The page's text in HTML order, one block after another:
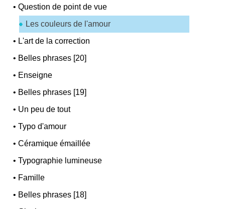
•Question de point de vue
Les couleurs de l'amour
• L'art de la correction
• Belles phrases [20]
• Enseigne
• Belles phrases [19]
• Un peu de tout
•Typo d'amour
•Céramique émaillée
•Typographie lumineuse
• Famille
• Belles phrases [18]